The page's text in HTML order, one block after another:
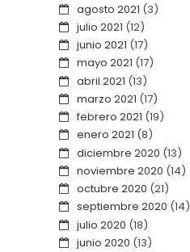
agosto 2021 (3)
julio 2021 (12)
junio 2021 (17)
mayo 2021 (17)
abril 2021 (13)
marzo 2021 (17)
febrero 2021 (19)
enero 2021 (8)
diciembre 2020 (13)
noviembre 2020 (14)
octubre 2020 (21)
septiembre 2020 (14)
julio 2020 (18)
junio 2020 (13)